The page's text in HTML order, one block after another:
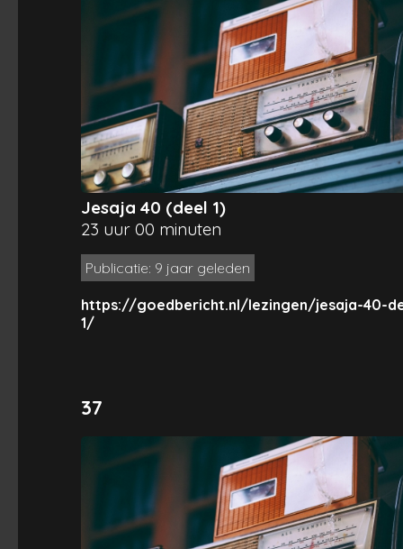
Jesaja 40 (deel 1)
23 uur 00 minuten
Publicatie: 9 jaar geleden
https://goedbericht.nl/lezingen/jesaja-40-
1/
37